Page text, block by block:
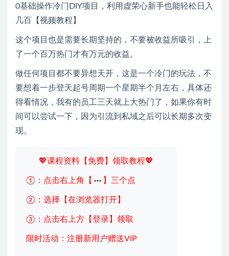
0基础操作冷门DIY项目，利用虚荣心新手也能轻松日入
几百【视频教程】
这个项目也是需要长期坚持的，不要被收益所吸引，上
了一个百万热门才有万元的收益。
做任何项目都不要异想天开，这是一个冷门的玩法，不
要想着一步登天起号周期一个星期半个月左右，具体还
得看情况，我有的员工三天就上大热门了，如果你有时
间可以尝试一下，因为引流到私域之后可以长期多次变
现。
💖课程资料【免费】领取教程💖
①：点击右上角【 】三个点
②：选择【在浏览器打开】
③：点击右上方【登录】领取
限时活动：注册新用户赠送VIP